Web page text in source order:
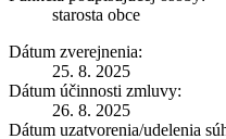
starosta obce
Dátum zverejnenia:
25. 8. 2025
Dátum účinnosti zmluvy:
26. 8. 2025
Dátum uzatvorenia/udelenia